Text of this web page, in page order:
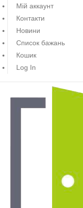
Мій аккаунт
Контакти
Новини
Список бажань
Кошик
Log In